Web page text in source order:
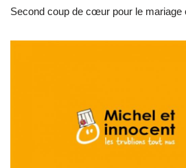
Second coup de cœur pour le mariage